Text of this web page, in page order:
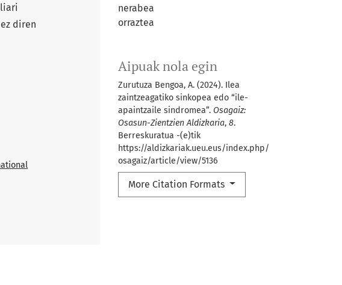
nerabea
orraztea
Aipuak nola egin
Zurutuza Bengoa, A. (2024). Ilea
zaintzeagatiko sinkopea edo “ile-
apaintzaile sindromea”. Osagaiz:
Osasun-Zientzien Aldizkaria, 8.
Berreskuratua -(e)tik
https://aldizkariak.ueu.eus/index.php/
osagaiz/article/view/5136
More Citation Formats
diren